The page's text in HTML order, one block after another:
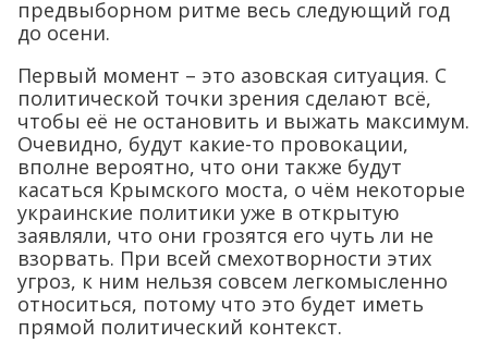
предвыборном ритме весь следующий год
до осени.
Первый момент – это азовская ситуация. С
политической точки зрения сделают всё,
чтобы её не остановить и выжать максимум.
Очевидно, будут какие-то провокации,
вполне вероятно, что они также будут
касаться Крымского моста, о чём некоторые
украинские политики уже в открытую
заявляли, что они грозятся его чуть ли не
взорвать. При всей смехотворности этих
угроз, к ним нельзя совсем легкомысленно
относиться, потому что это будет иметь
прямой политический контекст.